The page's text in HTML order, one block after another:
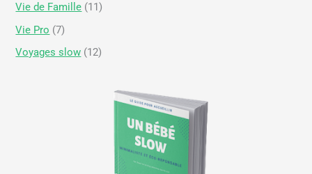
Vie de Famille (11)
Vie Pro (7)
Voyages slow (12)